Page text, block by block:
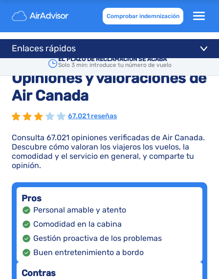
Comprobar indemnización
EL PLAZO DE RECLAMACIÓN SE ACABA
Solo 3 min: introduce tu número de vuelo
Enlaces rápidos
Opiniones y valoraciones de
Air Canada
67.021 reseñas
Consulta 67.021 opiniones verificadas de Air Canada.
Descubre cómo valoran los viajeros los vuelos, la
comodidad y el servicio en general, y comparte tu
opinión.
Pros
Personal amable y atento
Comodidad en la cabina
Gestión proactiva de los problemas
Buen entretenimiento a bordo
Contras